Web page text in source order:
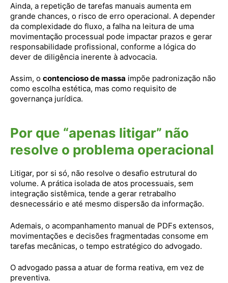
Ainda, a repetição de tarefas manuais aumenta em
grande chances, o risco de erro operacional. A depender
da complexidade do fluxo, a falha na leitura de uma
movimentação processual pode impactar prazos e gerar
responsabilidade profissional, conforme a lógica do
dever de diligência inerente à advocacia.
Assim, o contencioso de massa impõe padronização não
como escolha estética, mas como requisito de
governança jurídica.
Por que “apenas litigar” não
resolve o problema operacional
Litigar, por si só, não resolve o desafio estrutural do
volume. A prática isolada de atos processuais, sem
integração sistêmica, tende a gerar retrabalho
desnecessário e até mesmo dispersão da informação.
Ademais, o acompanhamento manual de PDFs extensos,
movimentações e decisões fragmentadas consome em
tarefas mecânicas, o tempo estratégico do advogado.
O advogado passa a atuar de forma reativa, em vez de
preventiva.